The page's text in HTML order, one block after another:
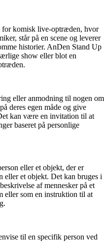
for komisk live-optræden, hvor
står på en scene og leverer
historier. AnDen Stand Up
show eller blot en
eller anmodning til nogen om
deres egen måde og give
kan være en invitation til at
baseret på personlige
eller et objekt, der er
eller et objekt. Det kan bruges i
af mennesker på et
eller som en instruktion til at
til en specifik person ved